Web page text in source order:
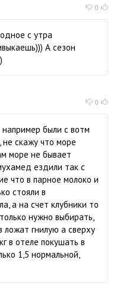
0
с утра
А сезон
0
были с вотм
не скажу что море
море не бывает
ездили так с
что в парное молоко и
стояли в
а на счет клубники то
нужно выбирать,
ложат гнилую а сверху
в отеле покушать в
1,5 нормальной,